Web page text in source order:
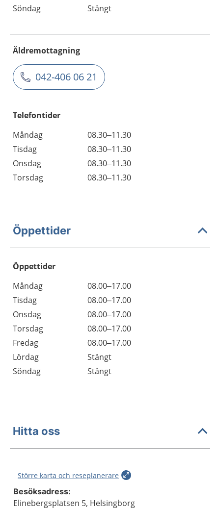
Söndag
Stängt
Äldremottagning
042-406 06 21
Telefontider
Måndag
08.30–11.30
Tisdag
08.30–11.30
Onsdag
08.30–11.30
Torsdag
08.30–11.30
Öppettider
Öppettider
Dag
Öppettider
Kommentarer
Måndag
08.00–17.00
Tisdag
08.00–17.00
Onsdag
08.00–17.00
Torsdag
08.00–17.00
Fredag
08.00–17.00
Lördag
Stängt
Söndag
Stängt
Hitta oss
Större karta och reseplanerare
Besöksadress:
Elinebergsplatsen 5, Helsingborg